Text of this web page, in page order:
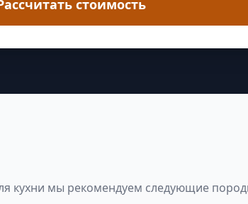
стоимость
кухни мы рекомендуем следующие